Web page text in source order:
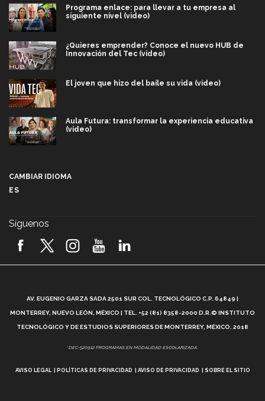
Programa enlace: para llevar a tu empresa al
siguiente nivel (video)
¿Quieres emprender? Conoce el nuevo HUB de
Innovación del Tec (video)
El joven que hizo del baile su vida (video)
Aula Futura: transformar la experiencia educativa
(video)
2026! (video)
¿Cómo es el Modelo Educativo Tec? (video)
Vida Tec: Feminismo e Inteligencia Artificial, Paola
CAMBIAR IDIOMA
ES
Síguenos
AV. EUGENIO GARZA SADA 2501 SUR COL. TECNOLÓGICO C.P. 64849 |
MONTERREY, NUEVO LEÓN, MÉXICO | TEL. +52 (81) 8358-2000 D.R.© INSTITUTO
TECNOLÓGICO Y DE ESTUDIOS SUPERIORES DE MONTERREY, MÉXICO. 2018
*DEC-520912 PROGRAMAS EN MODALIDAD ESCOLARIZADA.
AVISO LEGAL POLÍTICAS DE PRIVACIDAD AVISO DE PRIVACIDAD SOBRE EL SITIO